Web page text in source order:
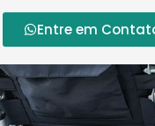
Entre em